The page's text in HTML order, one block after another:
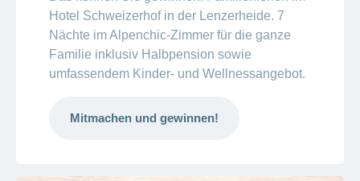
Hotel Schweizerhof in der Lenzerheide. 7
Nächte im Alpenchic-Zimmer für die ganze
Familie inklusiv Halbpension sowie
umfassendem Kinder- und Wellnessangebot.
Mitmachen und gewinnen!